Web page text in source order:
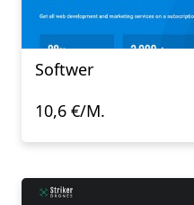
Softwer
10,6 €/M.